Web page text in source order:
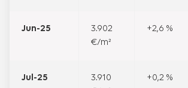
Jun-25
3.902
€/m²
+2,6 %
Jul-25
3.910
+0,2 %